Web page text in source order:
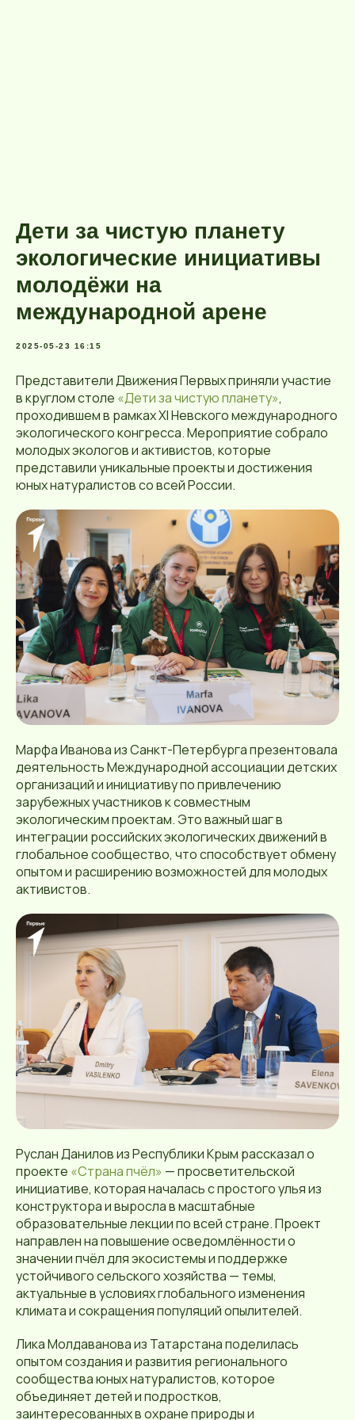
Дети за чистую планету
экологические инициативы
молодёжи на
международной арене
2025-05-23 16:15
Представители Движения Первых приняли участие
в круглом столе «Дети за чистую планету»,
проходившем в рамках XI Невского международного
экологического конгресса. Мероприятие собрало
молодых экологов и активистов, которые
представили уникальные проекты и достижения
юных натуралистов со всей России.
Марфа Иванова из Санкт-Петербурга презентовала
деятельность Международной ассоциации детских
организаций и инициативу по привлечению
зарубежных участников к совместным
экологическим проектам. Это важный шаг в
интеграции российских экологических движений в
глобальное сообщество, что способствует обмену
опытом и расширению возможностей для молодых
активистов.
Руслан Данилов из Республики Крым рассказал о
проекте «Страна пчёл» — просветительской
инициативе, которая началась с простого улья из
конструктора и выросла в масштабные
образовательные лекции по всей стране. Проект
направлен на повышение осведомлённости о
значении пчёл для экосистемы и поддержке
устойчивого сельского хозяйства — темы,
актуальные в условиях глобального изменения
климата и сокращения популяций опылителей.
Лика Молдаванова из Татарстана поделилась
опытом создания и развития регионального
сообщества юных натуралистов, которое
объединяет детей и подростков,
заинтересованных в охране природы и